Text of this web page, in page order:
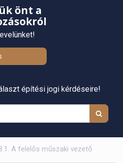
önt a
építési jogi kérdéseire!
A felelős műszaki vezető